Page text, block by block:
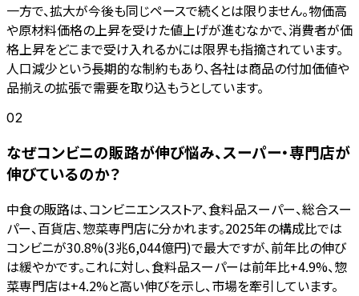
一方で、拡大が今後も同じペースで続くとは限りません。物価高
や原材料価格の上昇を受けた値上げが進むなかで、消費者が価
格上昇をどこまで受け入れるかには限界も指摘されています。
人口減少という長期的な制約もあり、各社は商品の付加価値や
品揃えの拡張で需要を取り込もうとしています。
02
なぜコンビニの販路が伸び悩み、スーパー・専門店が
伸びているのか？
中食の販路は、コンビニエンスストア、食料品スーパー、総合スー
パー、百貨店、惣菜専門店に分かれます。2025年の構成比では
コンビニが30.8%(3兆6,044億円)で最大ですが、前年比の伸び
は緩やかです。これに対し、食料品スーパーは前年比+4.9%、惣
菜専門店は+4.2%と高い伸びを示し、市場を牽引しています。